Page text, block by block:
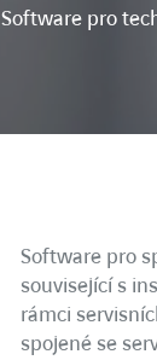
Software pro
Software pro
související s
rámci
spojené se